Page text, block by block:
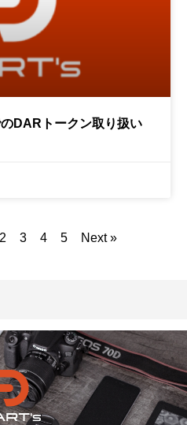
DARトークン取り扱い
2 3 4 5 Next »